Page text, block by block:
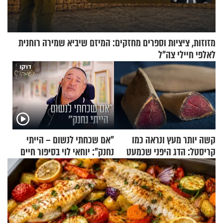
מזוזות, ציציות וספרים מחזקים: המיזם שיביא שמירה רוחנית
לאלפי חיילי צה"ל
קשה יותר מעץ ונראה כמו
קריסטל: הדג היפני שכמעט
בלתי אפשרי לחתוך
"אם שכחתי לנשום – הייתי
נחנק": יוחאי לוי בסיפור חיים
מעורר השראה